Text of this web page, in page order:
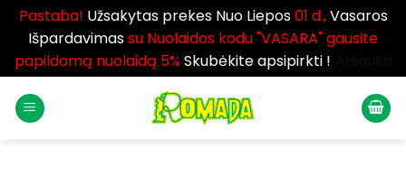
Pastaba! Užsakytas prekes Nuo Liepos01 d.,Vasaros
Išpardavimassu Nuolaidos kodu "VASARA" gausite
papildomą nuolaidą 5%Skubėkite apsipirkti !